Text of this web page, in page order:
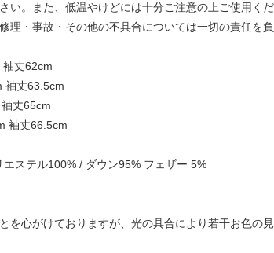
い。また、低温やけどには十分ご注意の上ご使用くだ
理・事故・その他の不具合については一切の責任を
丈62cm
袖丈63.5cm
丈65cm
袖丈66.5cm
ステル100% / ダウン95% フェザー 5%
を心がけておりますが、光の具合により若干お色の